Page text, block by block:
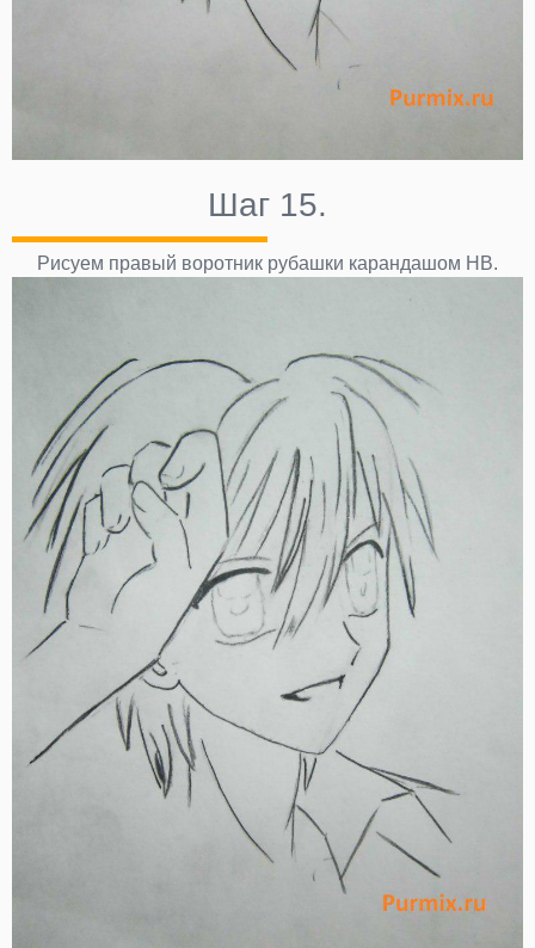
Шаг 15.
Рисуем правый воротник рубашки карандашом НВ.